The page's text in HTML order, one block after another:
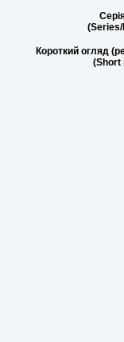
Короткий огляд
(Short